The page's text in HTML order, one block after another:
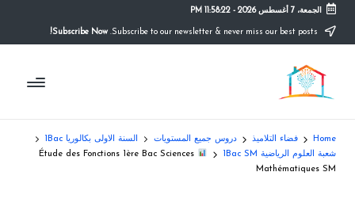
content
الجمعة، 7 أغسطس 2026 -
11:58:22 PM
Subscribe Now!
م
و
ق
ع
التعليم
الصريح
Home فضاء التلاميذ دروس جميع المستويات
السنة الاولى بكالوريا 1Bac
شعبة العلوم الرياضية 1Bac SM
Étude des Fonctions 1ère Bac Sciences
Mathématiques SM